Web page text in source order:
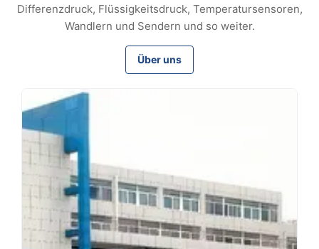
Differenzdruck, Flüssigkeitsdruck, Temperatursensoren,
Wandlern und Sendern und so weiter.
Über uns